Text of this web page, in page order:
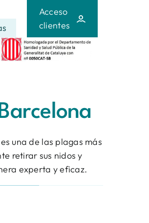
Acceso
clientes
una de las plagas más
retirar sus nidos y
experta y eficaz.